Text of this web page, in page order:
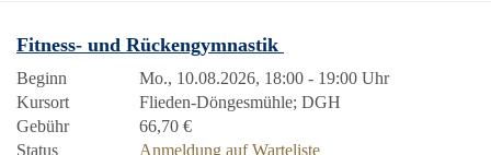
Fitness- und Rückengymnastik
Beginn
Mo., 10.08.2026, 18:00 - 19:00 Uhr
Kursort
Flieden-Döngesmühle; DGH
Gebühr
66,70 €
Status
Anmeldung auf Warteliste